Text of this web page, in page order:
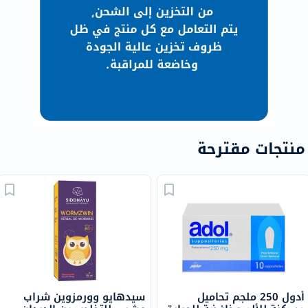
منتجات مقترحة
أدول 250 ملجم تحاميل سيدهايو وورمزوين شراب